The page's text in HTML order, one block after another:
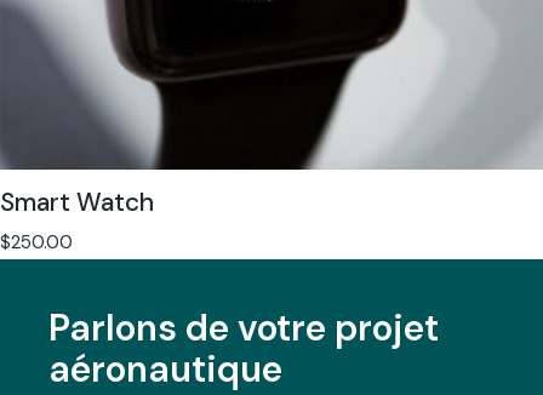
Smart Watch
$250.00
Parlons de votre projet
aéronautique